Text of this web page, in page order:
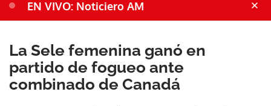
EN VIVO: Noticiero AM
La Sele femenina ganó en
partido de fogueo ante
combinado de Canadá